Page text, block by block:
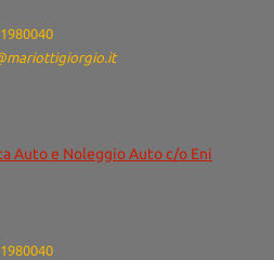
Auto e Noleggio Auto c/o Eni